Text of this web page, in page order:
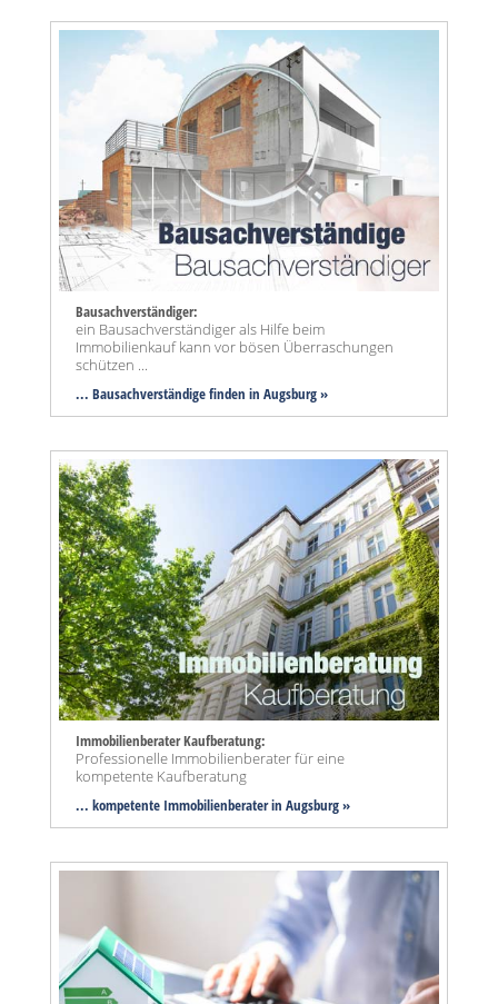
Bausachverständiger:
ein Bausachverständiger als Hilfe beim
Immobilienkauf kann vor bösen Überraschungen
schützen ...
... Bausachverständige finden in Augsburg »
Immobilienberater Kaufberatung:
Professionelle Immobilienberater für eine
kompetente Kaufberatung
... kompetente Immobilienberater in Augsburg »